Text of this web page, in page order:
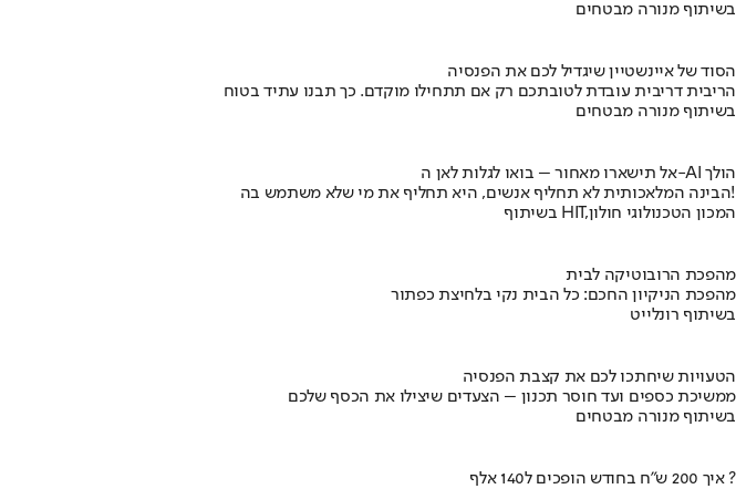
בשיתוף מנורה מבטחים
הסוד של איינשטיין שיגדיל לכם את הפנסיה
הריבית דריבית עובדת לטובתכם רק אם תתחילו מוקדם. כך תבנו עתיד בטוח
בשיתוף מנורה מבטחים
אל תישארו מאחור – בואו לגלות לאן ה-AI הולך
הבינה המלאכותית לא תחליף אנשים, היא תחליף את מי שלא משתמש בה!
בשיתוף HIT,המכון הטכנולוגי חולון
מהפכת הרובוטיקה לבית
מהפכת הניקיון החכם: כל הבית נקי בלחיצת כפתור
בשיתוף רונלייט
הטעויות שיחתכו לכם את קצבת הפנסיה
ממשיכת כספים ועד חוסר תכנון – הצעדים שיצילו את הכסף שלכם
בשיתוף מנורה מבטחים
איך 200 ש"ח בחודש הופכים ל140 אלף ?